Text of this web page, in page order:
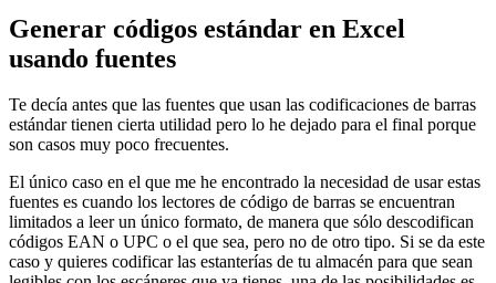
Generar códigos estándar en Excel
usando fuentes
Te decía antes que las fuentes que usan las codificaciones de barras
estándar tienen cierta utilidad pero lo he dejado para el final porque
son casos muy poco frecuentes.
El único caso en el que me he encontrado la necesidad de usar estas
fuentes es cuando los lectores de código de barras se encuentran
limitados a leer un único formato, de manera que sólo descodifican
códigos EAN o UPC o el que sea, pero no de otro tipo. Si se da este
caso y quieres codificar las estanterías de tu almacén para que sean